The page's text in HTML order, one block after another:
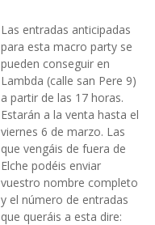
Las entradas anticipadas
para esta macro party se
pueden conseguir en
Lambda (calle san Pere 9)
a partir de las 17 horas.
Estarán a la venta hasta el
viernes 6 de marzo. Las
que vengáis de fuera de
Elche podéis enviar
vuestro nombre completo
y el número de entradas
que queráis a esta dire: